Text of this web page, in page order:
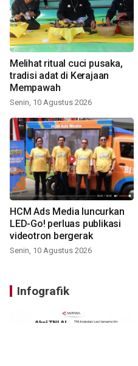
Melihat ritual cuci pusaka,
tradisi adat di Kerajaan
Mempawah
Senin, 10 Agustus 2026
HCM Ads Media luncurkan
LED-Go! perluas publikasi
videotron bergerak
Senin, 10 Agustus 2026
Infografik